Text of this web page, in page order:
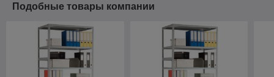
Подобные товары компании